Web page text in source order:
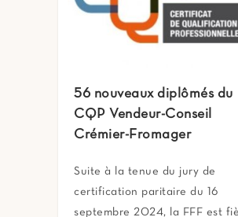
56 nouveaux diplômés du
CQP Vendeur-Conseil
Crémier-Fromager
Suite à la tenue du jury de
certification paritaire du 16
septembre 2024, la FFF est